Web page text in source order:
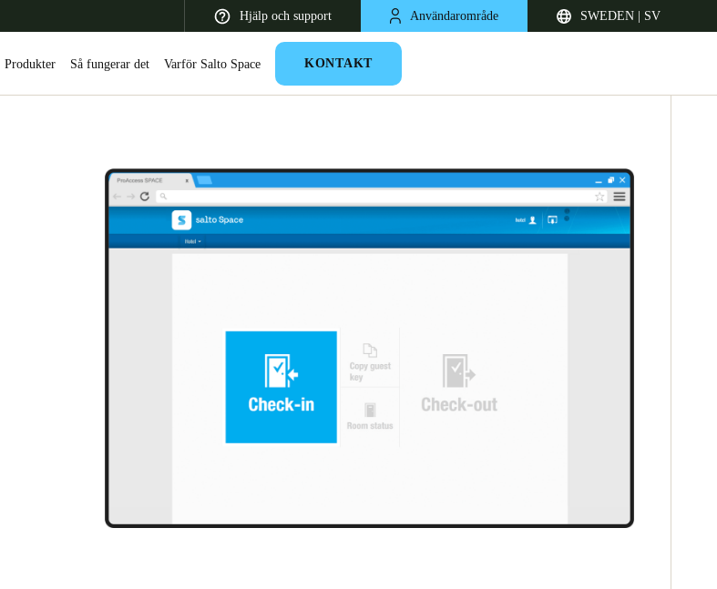
Hjälp och support Användarområde SWEDEN | SV
Africa, Middle East, and India Asia Pacific
English
Netherlands
Nederlands
Portugal
Produkter Så fungerar det Varför Salto Space KONTAKT